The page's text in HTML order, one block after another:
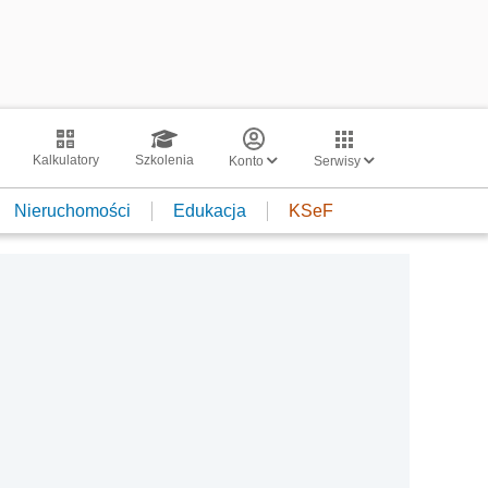
Kalkulatory Szkolenia Konto Serwisy
Nieruchomości Edukacja KSeF